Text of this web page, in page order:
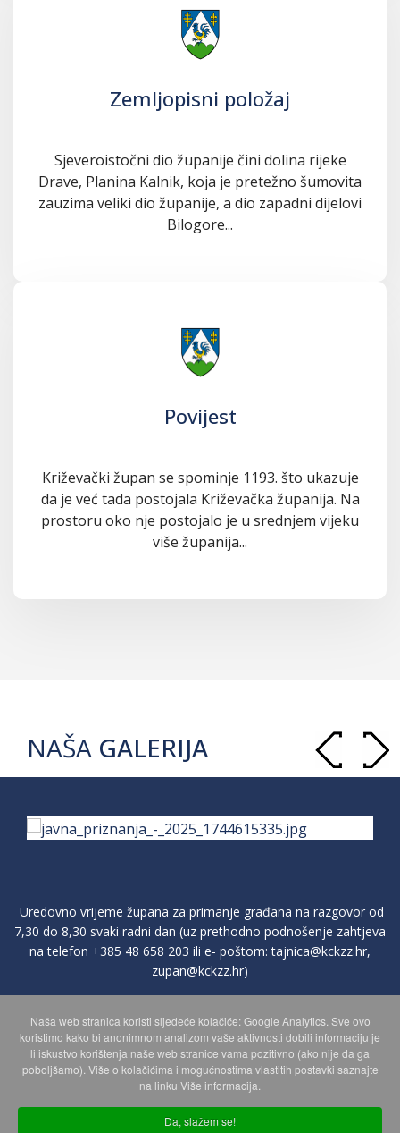
Zemljopisni položaj
Sjeveroistočni dio županije čini dolina rijeke
Drave, Planina Kalnik, koja je pretežno šumovita
zauzima veliki dio županije, a dio zapadni dijelovi
Bilogore...
Povijest
Križevački župan se spominje 1193. što ukazuje
da je već tada postojala Križevačka županija. Na
prostoru oko nje postojalo je u srednjem vijeku
više županija...
NAŠA GALERIJA
Uredovno vrijeme župana za primanje građana na razgovor od
7,30 do 8,30 svaki radni dan (uz prethodno podnošenje zahtjeva
na telefon +385 48 658 203 ili e- poštom:tajnica@kckzz.hr,
zupan@kckzz.hr)
POLITIKA ZAŠTITE PRIVATNOSTI OSOBNIH PODATAKA
MAPA WEBA
Naša web stranica koristi sljedeće kolačiće: Google Analytics. Sve ovo
koristimo kako bi anonimnom analizom vaše aktivnosti dobili informaciju je
li iskustvo korištenja naše web stranice vama pozitivno (ako nije da ga
poboljšamo). Više o kolačićima i mogućnostima vlastitih postavki saznajte
na linku Više informacija.
Da, slažem se!